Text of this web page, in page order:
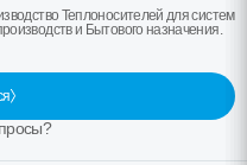
Теплоносителей для систем
и Бытового назначения.